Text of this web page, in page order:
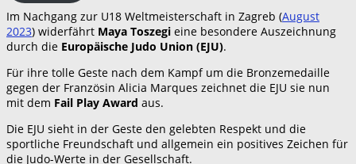
Im Nachgang zur U18 Weltmeisterschaft in Zagreb (August
2023) widerfährt Maya Toszegi eine besondere Auszeichnung
durch die Europäische Judo Union (EJU).
Für ihre tolle Geste nach dem Kampf um die Bronzemedaille
gegen der Französin Alicia Marques zeichnet die EJU sie nun
mit dem Fail Play Award aus.
Die EJU sieht in der Geste den gelebten Respekt und die
sportliche Freundschaft und allgemein ein positives Zeichen für
die Judo-Werte in der Gesellschaft.